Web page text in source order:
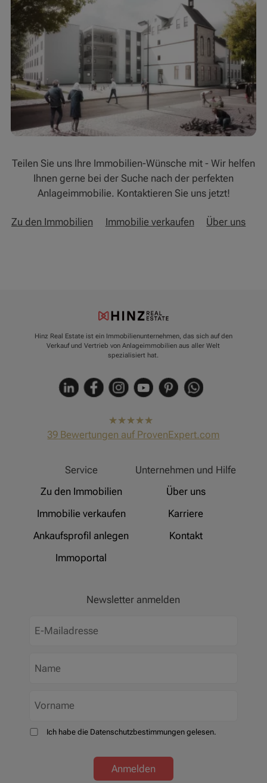
Teilen Sie uns Ihre Immobilien-Wünsche mit - Wir helfen
Ihnen gerne bei der Suche nach der perfekten
Anlageimmobilie. Kontaktieren Sie uns jetzt!
Zu den Immobilien Immobilie verkaufen Über uns
Hinz Real Estate ist ein Immobilienunternehmen, das sich auf den
Verkauf und Vertrieb von Anlageimmobilien aus aller Welt
spezialisiert hat.
hat4,91
von5
39 Bewertungen auf ProvenExpert.com
Service
Zu den Immobilien
Immobilie verkaufen
Ankaufsprofil anlegen
Immoportal
Unternehmen und Hilfe
Über uns
Karriere
Kontakt
Newsletter anmelden
Ich habe die Datenschutzbestimmungen gelesen.
Anmelden